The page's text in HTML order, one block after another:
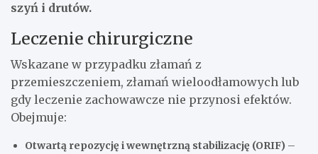
szyń i drutów.
Leczenie chirurgiczne
Wskazane w przypadku złamań z
przemieszczeniem, złamań wieloodłamowych lub
gdy leczenie zachowawcze nie przynosi efektów.
Obejmuje:
Otwartą repozycję i wewnętrzną stabilizację (ORIF) –